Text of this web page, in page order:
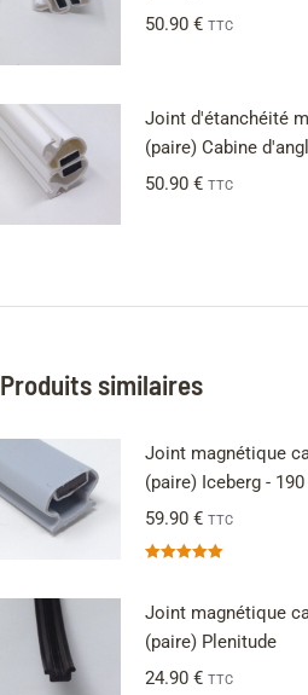
50.90 € TTC
Joint d'étanchéité
(paire) Cabine
50.90 € TTC
Produits similaires
Joint magnétique
(paire) Iceberg -
59.90 € TTC
Joint magnétique
(paire) Plenitude
24.90 € TTC